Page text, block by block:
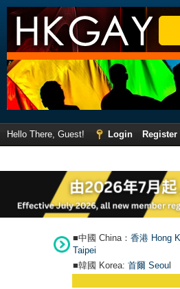
Hello There, Guest! Login
Register
■中國 China： 香港 Hong
Taipei
■韓國 Korea: 首爾 Seoul